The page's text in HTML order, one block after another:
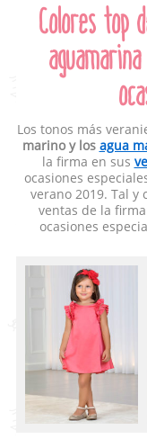
Colores top
Los tonos más
marino y los agua
la firma en sus
ocasiones
verano 2019. Tal y
ventas de la
ocasiones